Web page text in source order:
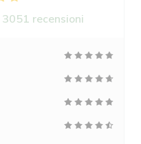
3051 recensioni